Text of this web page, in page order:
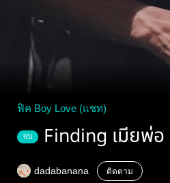
ฟิค Boy Love (แชท)
จบ Finding เมียพ่
dadabanana ติดตาม